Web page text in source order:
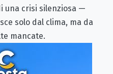
una crisi silenziosa —
solo dal clima, ma da
mancate.